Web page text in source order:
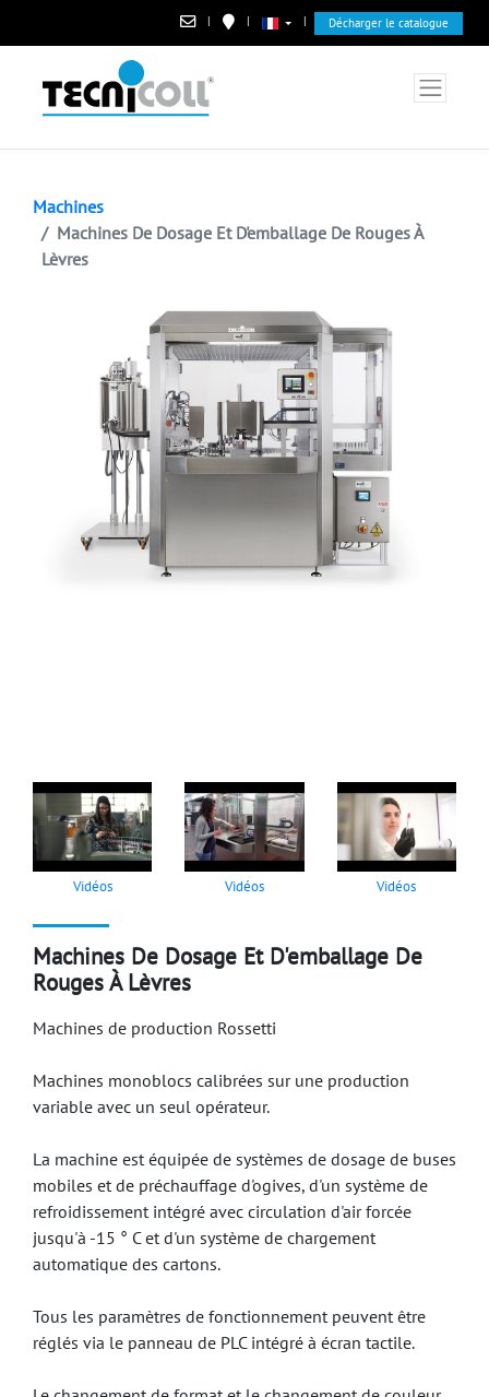
| | | Décharger le catalogue
Machines
Machines De Dosage Et D'emballage De Rouges À
Lèvres
Vidéos Vidéos Vidéos
Machines De Dosage Et D'emballage De
Rouges À Lèvres
Machines de production Rossetti
Machines monoblocs calibrées sur une production
variable avec un seul opérateur.
La machine est équipée de systèmes de dosage de buses
mobiles et de préchauffage d'ogives, d'un système de
refroidissement intégré avec circulation d'air forcée
jusqu'à -15 ° C et d'un système de chargement
automatique des cartons.
Tous les paramètres de fonctionnement peuvent être
réglés via le panneau de PLC intégré à écran tactile.